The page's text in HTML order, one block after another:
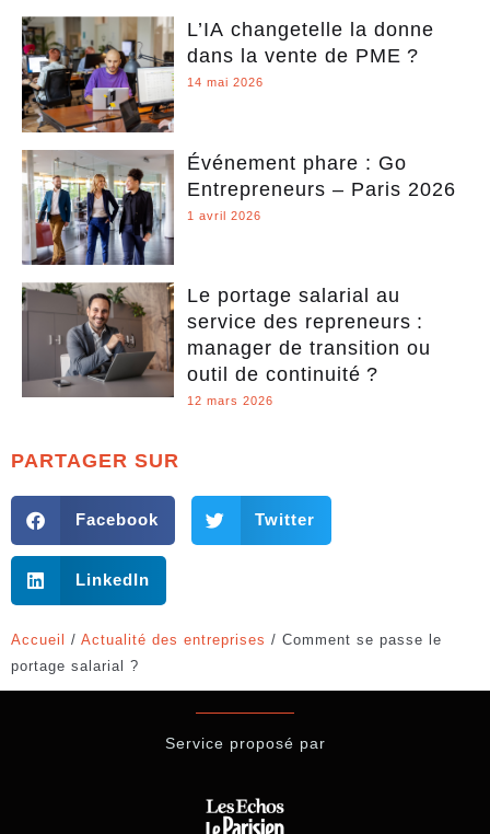
L’IA changetelle la donne
dans la vente de PME ?
14 mai 2026
Événement phare : Go
Entrepreneurs – Paris 2026
1 avril 2026
Le portage salarial au
service des repreneurs :
manager de transition ou
outil de continuité ?
12 mars 2026
PARTAGER SUR
Facebook Twitter
LinkedIn
Accueil / Actualité des entreprises / Comment se passe le
portage salarial ?
Service proposé par